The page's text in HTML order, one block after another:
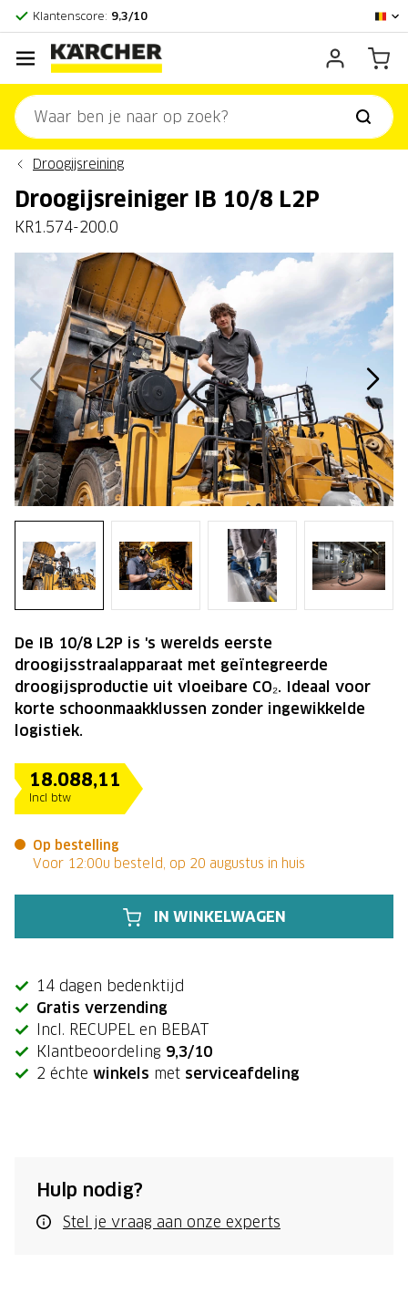
Klantenscore: 9,3/10
Droogijsreining
Droogijsreiniger IB 10/8 L2P
KR1.574-200.0
18.088,11
Incl btw
Op bestelling
Voor 12:00u besteld, op 20 augustus in huis
IN WINKELWAGEN
14 dagen bedenktijd
Gratis verzending
Incl. RECUPEL en BEBAT
Klantbeoordeling 9,3/10
2 échte winkels met serviceafdeling
Hulp nodig?
Stel je vraag aan onze experts
De IB 10/8 L2P is 's werelds eerste
droogijsstraalapparaat met geïntegreerde
droogijsproductie uit vloeibare CO₂. Ideaal voor
korte schoonmaakklussen zonder ingewikkelde
logistiek.